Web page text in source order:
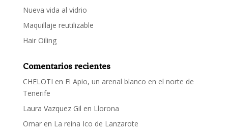
Nueva vida al vidrio
Maquillaje reutilizable
Hair Oiling
Comentarios recientes
CHELOTI en El Apio, un arenal blanco en el norte de
Tenerife
Laura Vazquez Gil en Llorona
Omaren La reina Ico de Lanzarote